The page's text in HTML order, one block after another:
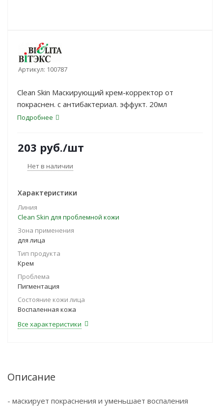
Артикул: 100787
Clean Skin Маскирующий крем-корректор от
покраснен. с антибактериал. эффукт. 20мл
Подробнее
203 руб./шт
Нет в наличии
Характеристики
Линия
Clean Skin для проблемной кожи
Зона применения
для лица
Тип продукта
Крем
Проблема
Пигментация
Состояние кожи лица
Воспаленная кожа
Все характеристики
Описание
- маскирует покраснения и уменьшает воспаления